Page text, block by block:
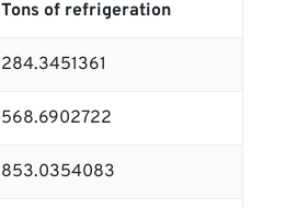
Tons of refrigeration
284.3451361
568.6902722
853.0354083